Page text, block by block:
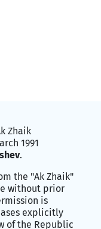
Zhaik
1991
.
the "Ak Zhaik"
without prior
is
explicitly
of the Republic